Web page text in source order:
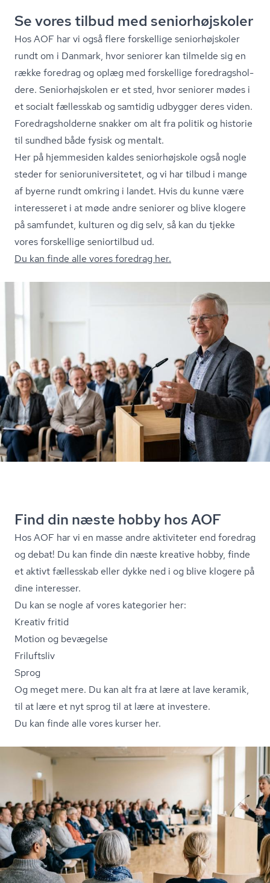
Se vores tilbud med se­ni­o­r­højsko­ler
Hos AOF har vi også flere forskellige se­ni­o­r­højsko­ler
rundt om i Danmark, hvor seniorer kan tilmelde sig en
række foredrag og oplæg med forskellige fored­rags­hol­
de­re. Se­ni­o­r­højsko­len er et sted, hvor seniorer mødes i
et socialt fællesskab og samtidig udbygger deres viden.
Fored­rags­hol­der­ne snakker om alt fra politik og historie
til sundhed både fysisk og mentalt.
Her på hjemmesiden kaldes seniorhøjskole også nogle
steder for se­ni­o­ru­ni­ver­si­te­tet, og vi har tilbud i mange
af byerne rundt omkring i landet. Hvis du kunne være
interesseret i at møde andre seniorer og blive klogere
på samfundet, kulturen og dig selv, så kan du tjekke
vores forskellige seniortilbud ud.
Du kan finde alle vores foredrag her.
Find din næste hobby hos AOF
Hos AOF har vi en masse andre aktiviteter end foredrag
og debat! Du kan finde din næste kreative hobby, finde
et aktivt fællesskab eller dykke ned i og blive klogere på
dine interesser.
Du kan se nogle af vores kategorier her:
Kreativ fritid
Motion og bevægelse
Friluftsliv
Sprog
Og meget mere. Du kan alt fra at lære at lave keramik,
til at lære et nyt sprog til at lære at investere.
Du kan finde alle vores kurser her.